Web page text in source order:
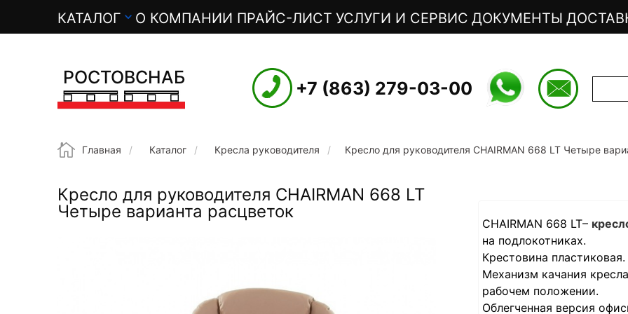
О
н
о
в
а
КАТАЛОГ О КОМПАНИИ ПРАЙС-ЛИСТ УСЛУГИ И СЕРВИС ДОКУМЕНТЫ
РОСТОВСНАБ
+7 (863) 279-03-00
Строка навигации
Главная Каталог Кресла руководителя Кресло для руководителя CHAIRMAN 668 LT Четыре
Кресло для руководителя CHAIRMAN 668 LT
Четыре варианта расцветок
CHAIRMAN 668 LT–
на подлокотниках.
Крестовина пластиковая.
Механизм качания
рабочем положении.
Облегченная версия